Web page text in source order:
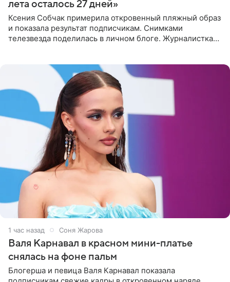
лета осталось 27 дней»
Ксения Собчак примерила откровенный пляжный образ
и показала результат подписчикам. Снимками
телезвезда поделилась в личном блоге. Журналистка
1 час назад Соня Жарова
Валя Карнавал в красном мини-платье
снялась на фоне пальм
Блогерша и певица Валя Карнавал показала